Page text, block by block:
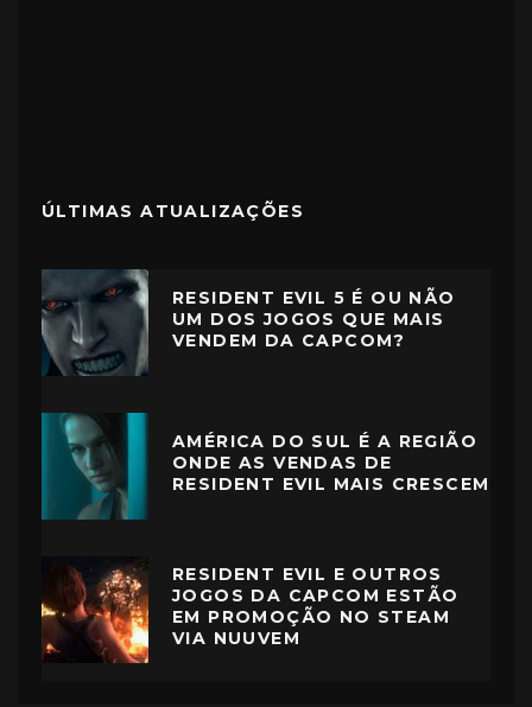
ÚLTIMAS ATUALIZAÇÕES
RESIDENT EVIL 5 É OU NÃO
UM DOS JOGOS QUE MAIS
VENDEM DA CAPCOM?
AMÉRICA DO SUL É A REGIÃO
ONDE AS VENDAS DE
RESIDENT EVIL MAIS CRESCEM
RESIDENT EVIL E OUTROS
JOGOS DA CAPCOM ESTÃO
EM PROMOÇÃO NO STEAM
VIA NUUVEM